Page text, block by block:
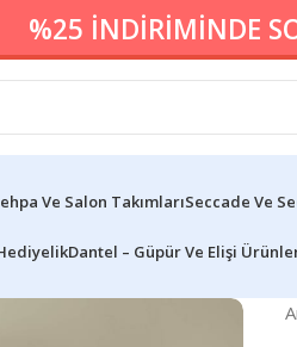
%25 İNDİRİMİNDE
Ve Salon TakımlarıSeccade Ve
Dantel – Güpür Ve Elişi